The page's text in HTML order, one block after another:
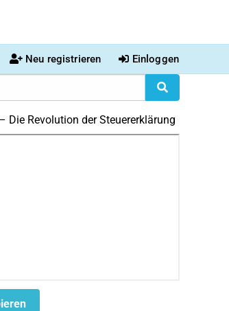
Neu registrieren Einloggen
Die Revolution der Steuererklärung